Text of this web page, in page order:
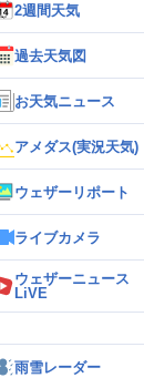
2週間天気
過去天気図
お天気ニュース
アメダス(実況天気)
ウェザーリポート
ライブカメラ
ウェザーニュース
LiVE
雨雪レーダー